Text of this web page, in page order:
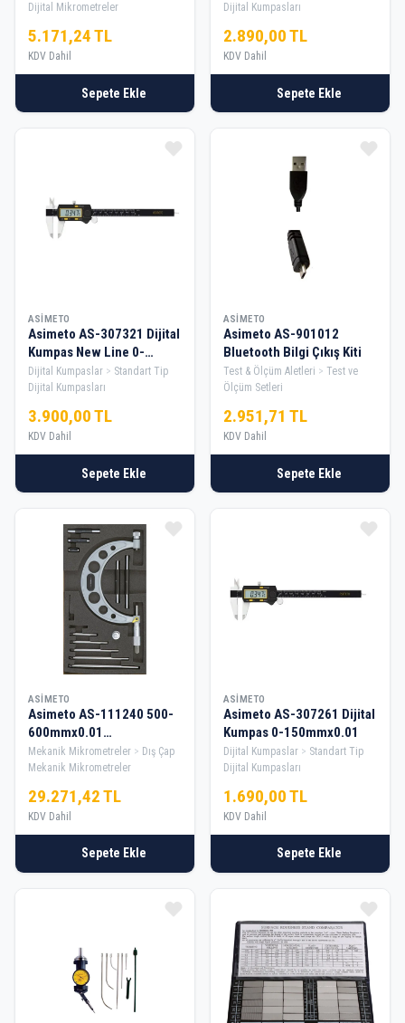
Dijital Mikrometreler
5.171,24 TL
KDV Dahil
Sepete Ekle
Dijital Kumpasları
2.890,00 TL
KDV Dahil
Sepete Ekle
ASIMETO
Asimeto AS-307321 Dijital
Kumpas New Line 0-
300mmx0.01
Dijital Kumpaslar
Standart Tip
Dijital Kumpasları
3.900,00 TL
KDV Dahil
Sepete Ekle
ASIMETO
Asimeto AS-901012
Bluetooth Bilgi Çıkış Kiti
Test & Ölçüm Aletleri
Test ve
Ölçüm Setleri
2.951,71 TL
KDV Dahil
Sepete Ekle
ASIMETO
Asimeto AS-111240 500-
600mmx0.01
Değiştirilebilir Mekanik
Mikrometre
Mekanik Mikrometreler
Dış Çap
Mekanik Mikrometreler
29.271,42 TL
KDV Dahil
Sepete Ekle
ASIMETO
Asimeto AS-307261 Dijital
Kumpas 0-150mmx0.01
Dijital Kumpaslar
Standart Tip
Dijital Kumpasları
1.690,00 TL
KDV Dahil
Sepete Ekle